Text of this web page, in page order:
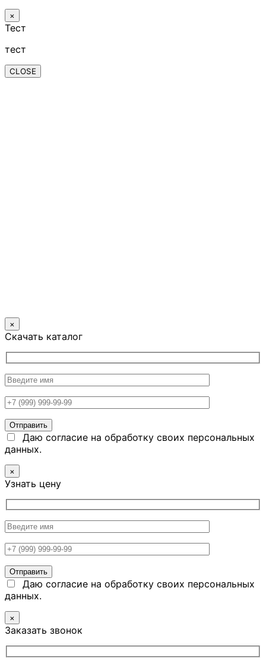
×
Тест
тест
CLOSE
×
Скачать каталог
Даю согласие на обработку своих персональных
данных.
×
Узнать цену
Даю согласие на обработку своих персональных
данных.
×
Заказать звонок